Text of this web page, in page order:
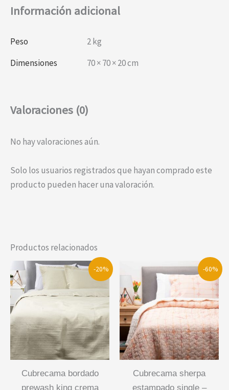
Información adicional
Peso
2 kg
Dimensiones
70 × 70 × 20 cm
Valoraciones (0)
No hay valoraciones aún.
Solo los usuarios registrados que hayan comprado este
producto pueden hacer una valoración.
Productos relacionados
-20%
cubrecama bordado
prewash king crema
-60%
cubrecama sherpa
estampado single –